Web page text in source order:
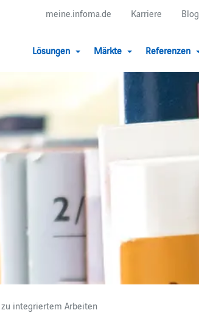
meine.infoma.de Karriere Blog
Lösungen Märkte Referenzen
integriertem Arbeiten